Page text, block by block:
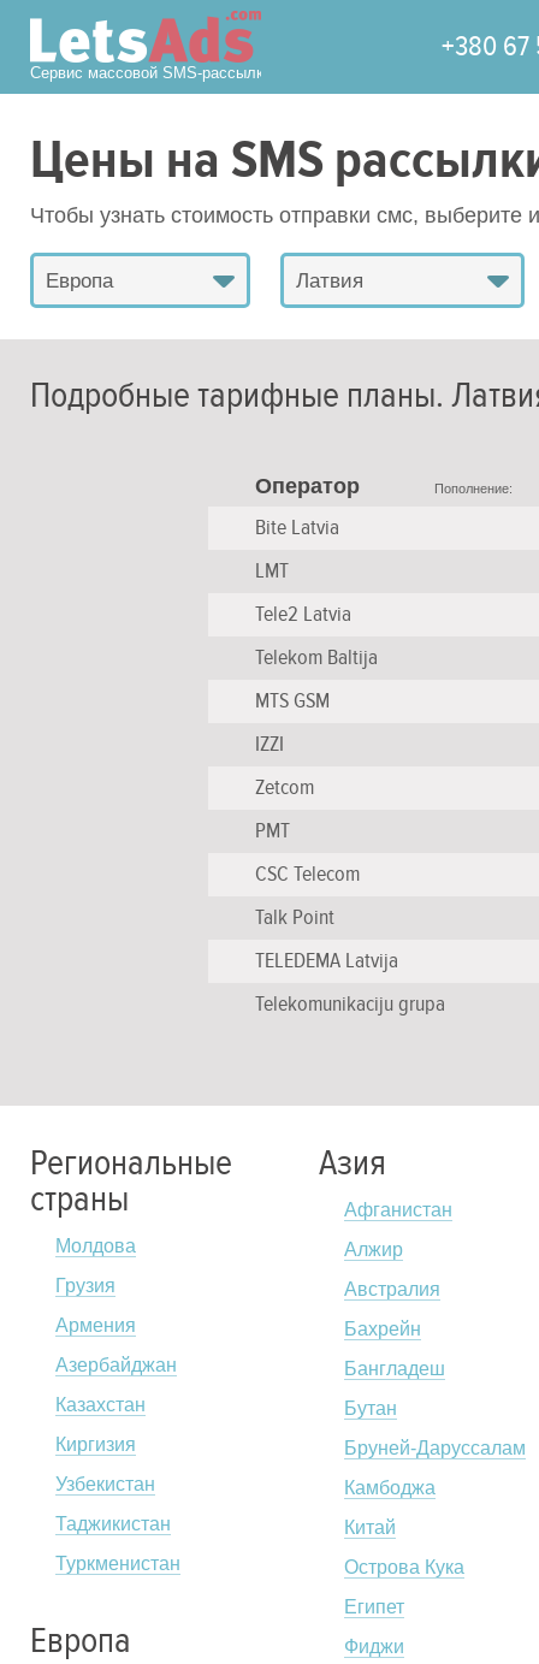
Сервис массовой SMS-рассылки
+380 67
Цены на SMS
Чтобы узнать стоимость отправки смс, выберите
Европа Латвия
Подробные тарифные планы.
Оператор Пополнение:
Bite Latvia
LMT
Tele2 Latvia
Telekom Baltija
MTS GSM
IZZI
Zetcom
PMT
CSC Telecom
Talk Point
TELEDEMA Latvija
Telekomunikaciju grupa
Региональные
страны
Молдова
Грузия
Армения
Азербайджан
Казахстан
Киргизия
Узбекистан
Таджикистан
Туркменистан
Европа
Азия
Афганистан
Алжир
Австралия
Бахрейн
Бангладеш
Бутан
Бруней-Даруссалам
Камбоджа
Китай
Острова Кука
Египет
Фиджи